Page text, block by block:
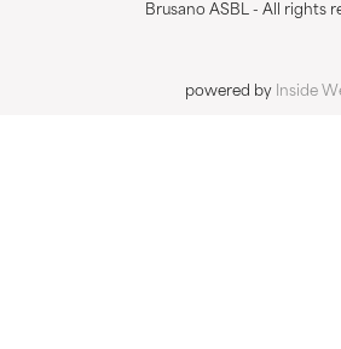
Brusano ASBL - All rights
powered by Inside